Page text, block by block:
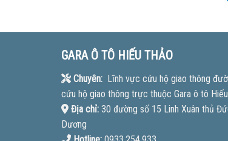
GARA Ô TÔ HIẾU THẢO
Chuyên:Lĩnh vực cứu hộ giao thông
cứu hộ giao thông trực thuộc Gara ô tô
Địa chỉ:30 đường số 15 Linh Xuân thủ
Dương